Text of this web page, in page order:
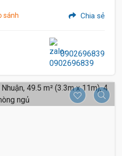
sánh Chia sẻ
0902696839